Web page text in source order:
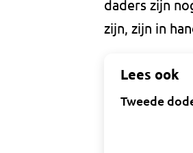
daders zijn
zijn, zijn in
Lees ook
Tweede